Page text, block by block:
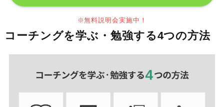
※無料説明会実施中！
コーチングを学ぶ・勉強する4つの方法